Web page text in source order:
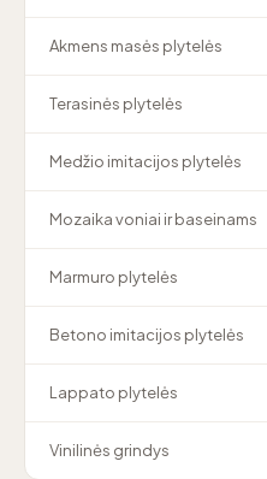
Akmens masės plytelės
Terasinės plytelės
Medžio imitacijos plytelės
Mozaika voniai ir baseinams
Marmuro plytelės
Betono imitacijos plytelės
Lappato plytelės
Vinilinės grindys